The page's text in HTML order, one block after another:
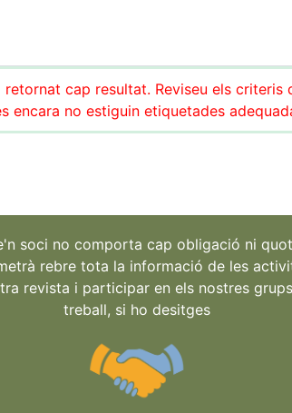
cap resultat. Reviseu els
encara no estiguin etiquetades
soci no comporta cap obligació ni
rebre tota la informació de les
revista i participar en els nostres
treball, si ho desitges